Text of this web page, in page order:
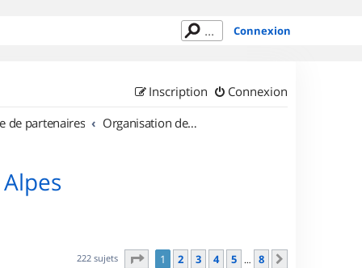
Connexion
Connexion
Inscription
de partenaires Organisation de sorties en région Rhône Alpes
222 sujets Page sur8
1 2 3 4 5 … 8